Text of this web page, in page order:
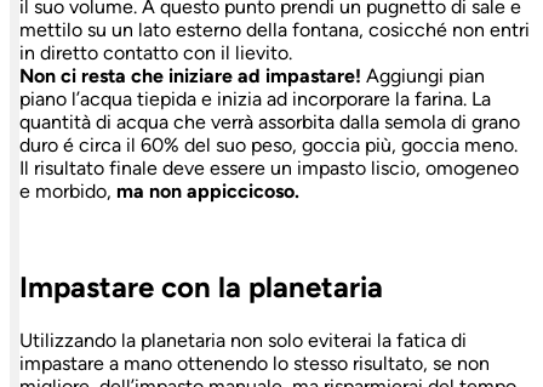
il suo volume. A questo punto prendi un pugnetto di sale e
mettilo su un lato esterno della fontana, cosicché non entri
in diretto contatto con il lievito.
Non ci resta che iniziare ad impastare! Aggiungi pian
piano l’acqua tiepida e inizia ad incorporare la farina. La
quantità di acqua che verrà assorbita dalla semola di grano
duro é circa il 60% del suo peso, goccia più, goccia meno.
Il risultato finale deve essere un impasto liscio, omogeneo
e morbido, ma non appiccicoso.
Impastare con la planetaria
Utilizzando la planetaria non solo eviterai la fatica di
impastare a mano ottenendo lo stesso risultato, se non